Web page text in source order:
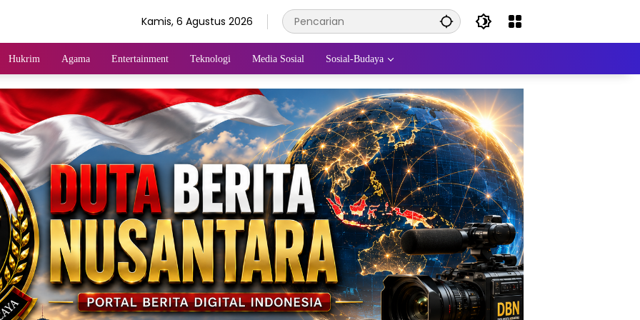
Kamis, 6 Agustus 2026
Hukrim Agama Entertainment Teknologi Media Sosial Sosial-Budaya